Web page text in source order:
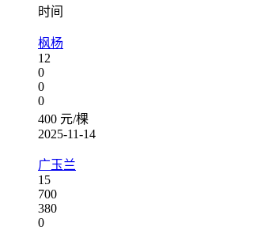
时间
枫杨
12
0
0
0
400 元/棵
2025-11-14
广玉兰
15
700
380
0